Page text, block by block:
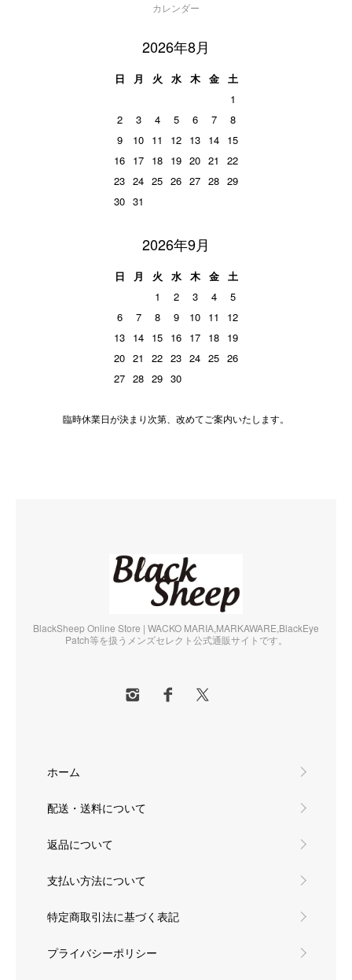
カレンダー
2026年8月
日 月 火 水 木 金
土
1
2
3 4 5 6 7
8
9
10 11 12 13 14 15
16 17 18 19 20 21
22
23 24 25 26 27 28 29
30 31
2026年9月
日 月 火 水 木 金
土
1
2 3 4
5
6
7 8 9 10 11
12
13 14 15 16 17 18 19
20 21 22 23 24 25 26
27 28 29 30
臨時休業日が決まり次第、改めてご案内いたします。
BlackSheep Online Store | WACKO MARIA,MARKAWARE,BlackEye
Patch等を扱うメンズセレクト公式通販サイトです。
ホーム
配送・送料について
返品について
支払い方法について
特定商取引法に基づく表記
プライバシーポリシー